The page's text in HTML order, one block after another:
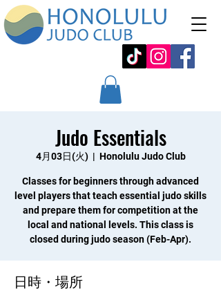
Judo Essentials
4月03日(火)
  |
Honolulu Judo Club
Classes for beginners through advanced
level players that teach essential judo skills
and prepare them for competition at the
local and national levels. This class is
closed during judo season (Feb-Apr).
日時・場所